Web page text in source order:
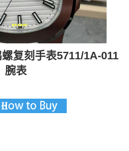
复刻手表5711/1A-011
腕表